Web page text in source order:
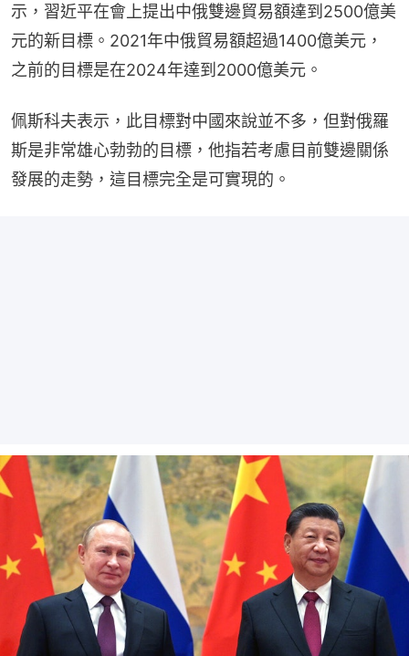
示，習近平在會上提出中俄雙邊貿易額達到2500億美
元的新目標。2021年中俄貿易額超過1400億美元，
之前的目標是在2024年達到2000億美元。
佩斯科夫表示，此目標對中國來說並不多，但對俄羅
斯是非常雄心勃勃的目標，他指若考慮目前雙邊關係
發展的走勢，這目標完全是可實現的。